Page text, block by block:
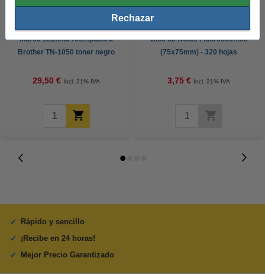
Rechazar
Marca 123tinta reemplaza a
Brother TN-1050 toner negro
29,50 € Incl. 21% IVA
Bloc de Notas Fluorescentes
(75x75mm) - 320 hojas
3,75 € Incl. 21% IVA
Rápido y sencillo
¡Recibe en 24 horas!
Mejor Precio Garantizado